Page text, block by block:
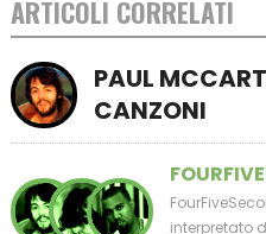
ARTICOLI CORRELATI
PAUL
CANZONI
interpretato